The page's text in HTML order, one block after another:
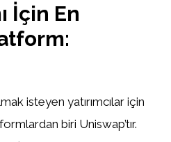
İçin En
isteyen yatırımcılar için
biri Uniswap’tır.